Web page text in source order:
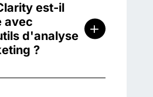
est-il
avec
d'analyse
?